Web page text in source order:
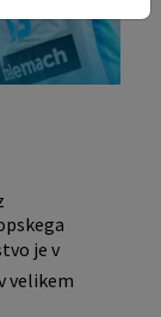
je v
velikem